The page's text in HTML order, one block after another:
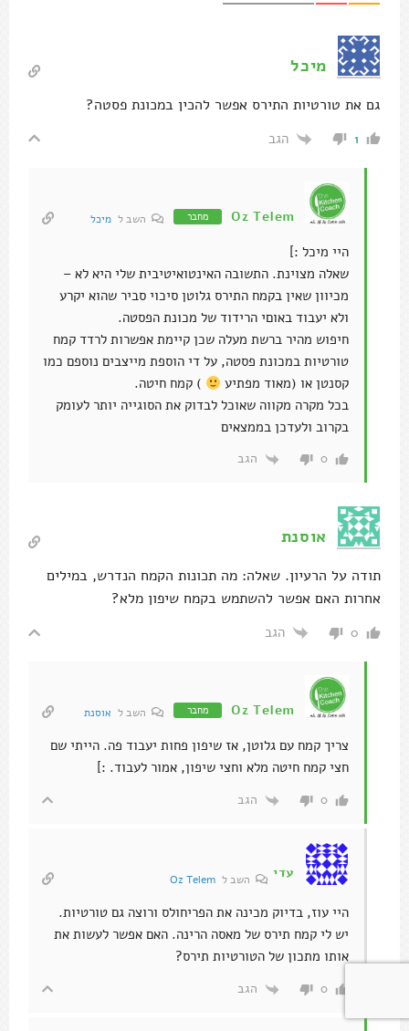
מיכל
גם את טורטיות התירס אפשר להכין במכונת פסטה?
1 הגב
Oz Telem מחבר השב ל מיכל
היי מיכל :]
שאלה מצוינת. התשובה האינטואיטיבית שלי היא לא –
מכיוון שאין בקמח התירס גלוטן סיכוי סביר שהוא יקרע
ולא יעבוד באוםי הרידוד של מכונת הפסטה.
חיפוש מהיר ברשת מעלה שכן קיימת אפשרות לרדד קמח
טורטיות במכונת פסטה, על די הוספת מייצבים נוספם כמו
קסנטן או (מאוד מפתיע
) קמח חיטה.
בכל מקרה מקווה שאוכל לבדוק את הסוגייה יותר לעומק
בקרוב ולעדכן בממצאים
0 הגב
אוסנת
תודה על הרעיון. שאלה: מה תכונות הקמח הנדרש, במילים
אחרות האם אפשר להשתמש בקמח שיפון מלא?
0 הגב
Oz Telem מחבר השב ל אוסנת
צריך קמח עם גלוטן, אז שיפון פחות יעבוד פה. הייתי שם
חצי קמח חיטה מלא וחצי שיפון, אמור לעבוד. :]
0 הגב
עדי השב לOz Telem
היי עוז, בדיוק מכינה את הפריחולס ורוצה גם טורטיות.
יש לי קמח תירס של מאסה הרינה. האם אפשר לעשות את
אותו מתכון של הטורטיות תירס?
0 הגב